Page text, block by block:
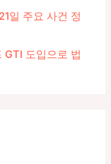
일 주요 사건 정
GTI 도입으로 법